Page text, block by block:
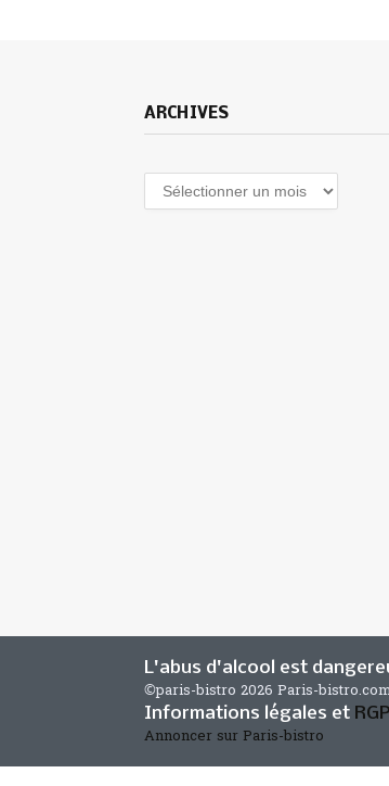
ARCHIVES
Archives
L'abus d'alcool est
©paris-bistro 2026 Paris-
Informations légales et
Annoncer sur Paris-bistro